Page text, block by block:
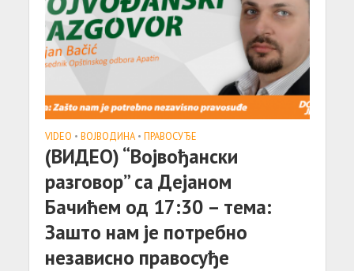
VIDEO • ВОЈВОДИНА • ПРАВОСУЂЕ
(ВИДЕО) “Војвођански
разговор” са Дејаном
Бачићем од 17:30 – тема:
Зашто нам је потребно
независно правосуђе